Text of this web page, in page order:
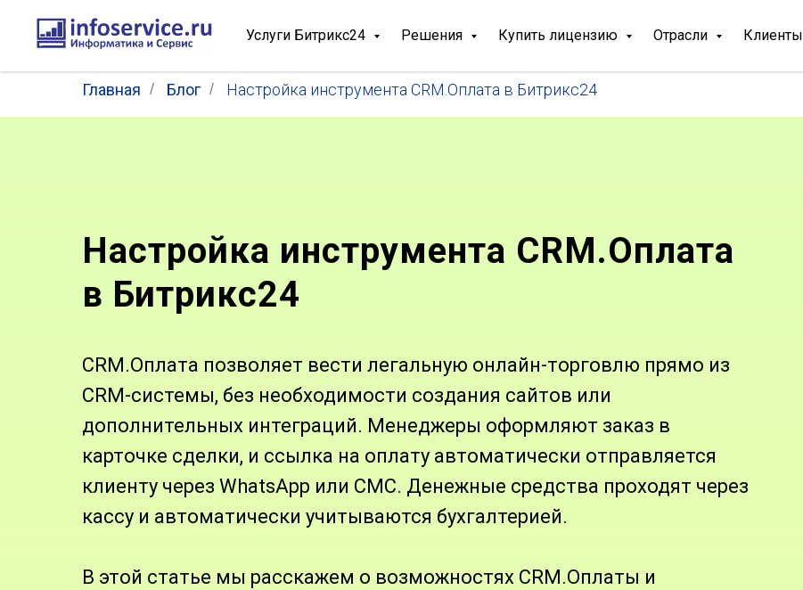
Услуги Битрикс24 Решения Купить лицензию Отрасли Клиенты
Главная / Блог / Настройка инструмента CRM.Оплата в Битрикс24
Настройка инструмента CRM.Оплата
в Битрикс24
CRM.Оплата позволяет вести легальную онлайн-торговлю прямо из
CRM-системы, без необходимости создания сайтов или
дополнительных интеграций. Менеджеры оформляют заказ в
карточке сделки, и ссылка на оплату автоматически отправляется
клиенту через WhatsApp или СМС. Денежные средства проходят через
кассу и автоматически учитываются бухгалтерией.
В этой статье мы расскажем о возможностях CRM.Оплаты и